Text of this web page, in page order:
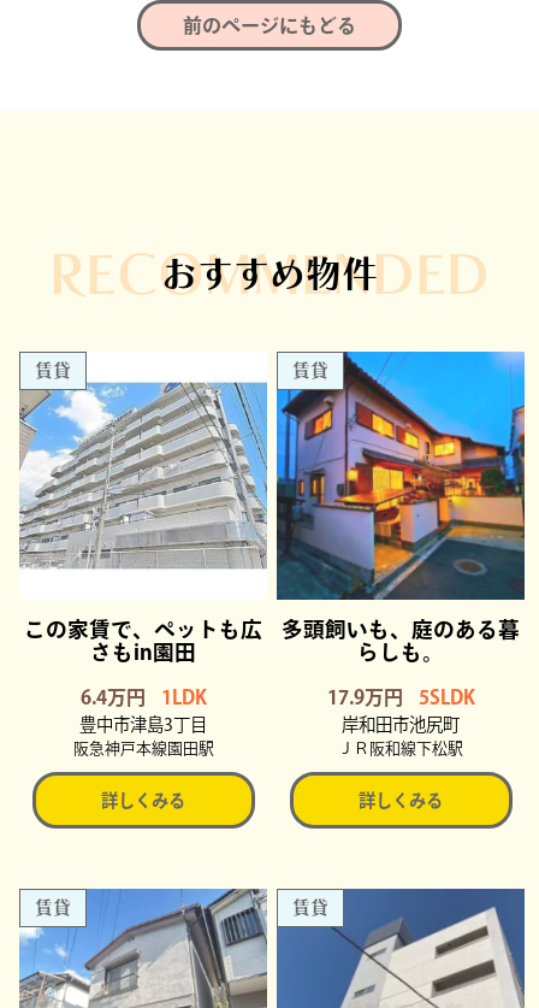
前のページにもどる
RECOMMENDED
おすすめ物件
賃貸
この家賃で、ペットも広
さもin園田
6.4万円 1LDK
豊中市津島3丁目
阪急神戸本線園田駅
詳しくみる
賃貸
多頭飼いも、庭のある暮
らしも。
17.9万円 5SLDK
岸和田市池尻町
ＪＲ阪和線下松駅
詳しくみる
賃貸 賃貸